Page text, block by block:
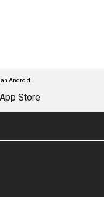
Android